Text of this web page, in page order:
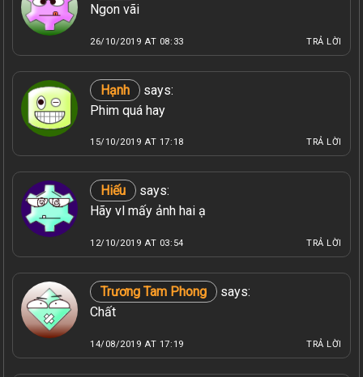
Ngon vãi
26/10/2019 AT 08:33 TRẢ LỜI
Hạnh
says:
Phim quá hay
15/10/2019 AT 17:18 TRẢ LỜI
Hiếu
says:
Hãy vl mấy ảnh hai ạ
12/10/2019 AT 03:54 TRẢ LỜI
Trương Tam Phong
says:
Chất
14/08/2019 AT 17:19 TRẢ LỜI